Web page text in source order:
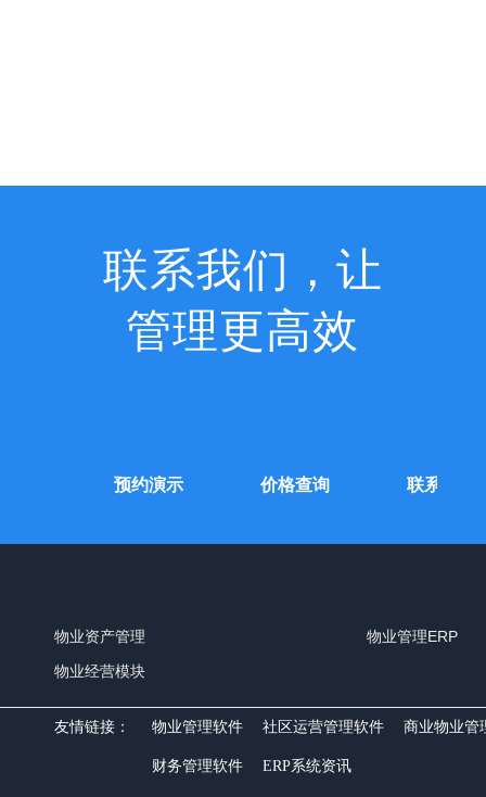
联系我们，让
管理更高效
预约演示 价格查询 联系我们
物业资产管理
物业管理ERP
物业经营模块
友情链接： 物业管理软件 社区运营管理软件 商业物业管
财务管理软件 ERP系统资讯